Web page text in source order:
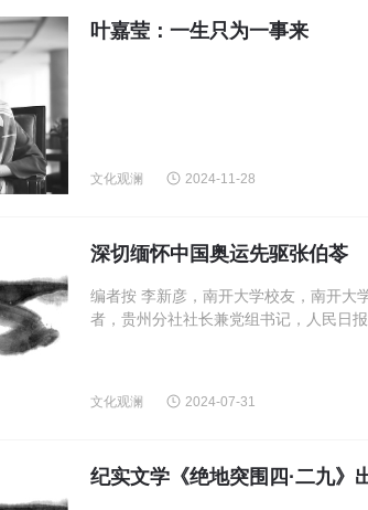
叶嘉莹：一生只为一事来
文化观澜 2024-11-28
深切缅怀中国奥运先驱张伯苓
编者按 李新彦，南开大学校友，南开大
者，贵州分社社长兼党组书记，人民日
文化观澜 2024-07-31
纪实文学《绝地突围四·二九》